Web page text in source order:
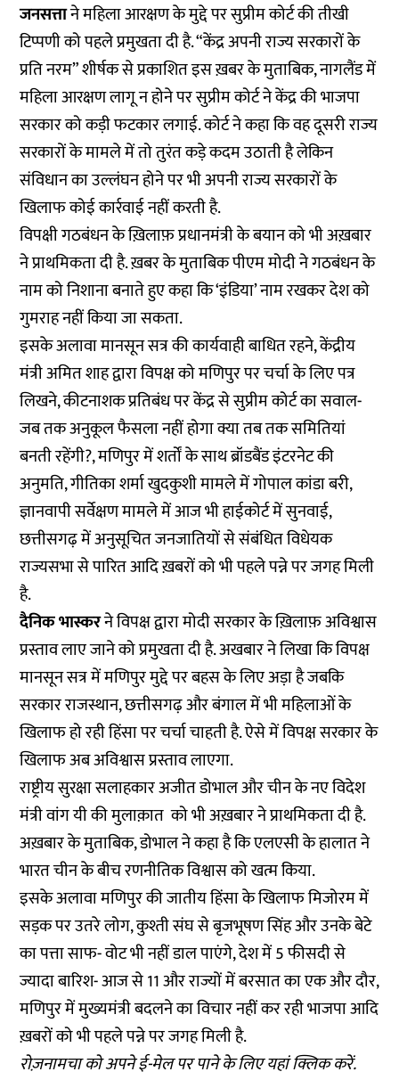
जनसत्ताने महिला आरक्षण के मुद्दे पर सुप्रीम कोर्ट की तीखी
टिप्पणी को पहले प्रमुखता दी है. “केंद्र अपनी राज्य सरकारों के
प्रति नरम” शीर्षक से प्रकाशित इस ख़बर के मुताबिक, नागलैंड में
महिला आरक्षण लागू न होने पर सुप्रीम कोर्ट ने केंद्र की भाजपा
सरकार को कड़ी फटकार लगाई. कोर्ट ने कहा कि वह दूसरी राज्य
सरकारों के मामले में तो तुरंत कड़े कदम उठाती है लेकिन
संविधान का उल्लंघन होने पर भी अपनी राज्य सरकारों के
खिलाफ कोई कार्रवाई नहीं करती है.
विपक्षी गठबंधन के ख़िलाफ़ प्रधानमंत्री के बयान को भी अख़बार
ने प्राथमिकता दी है. ख़बर के मुताबिक पीएम मोदी ने गठबंधन के
नाम को निशाना बनाते हुए कहा कि ‘इंडिया’ नाम रखकर देश को
गुमराह नहीं किया जा सकता.
इसके अलावा मानसून सत्र की कार्यवाही बाधित रहने, केंद्रीय
मंत्री अमित शाह द्वारा विपक्ष को मणिपुर पर चर्चा के लिए पत्र
लिखने, कीटनाशक प्रतिबंध पर केंद्र से सुप्रीम कोर्ट का सवाल-
जब तक अनुकूल फैसला नहीं होगा क्या तब तक समितियां
बनती रहेंगी?, मणिपुर में शर्तों के साथ ब्रॉडबैंड इंटरनेट की
अनुमति, गीतिका शर्मा खुदकुशी मामले में गोपाल कांडा बरी,
ज्ञानवापी सर्वेक्षण मामले में आज भी हाईकोर्ट में सुनवाई,
छत्तीसगढ़ में अनुसूचित जनजातियों से संबंधित विधेयक
राज्यसभा से पारित आदि ख़बरों को भी पहले पन्ने पर जगह मिली
है.
दैनिक भास्करने विपक्ष द्वारा मोदी सरकार के ख़िलाफ़ अविश्वास
प्रस्ताव लाए जाने को प्रमुखता दी है. अखबार ने लिखा कि विपक्ष
मानसून सत्र में मणिपुर मुद्दे पर बहस के लिए अड़ा है जबकि
सरकार राजस्थान, छत्तीसगढ़ और बंगाल में भी महिलाओं के
खिलाफ हो रही हिंसा पर चर्चा चाहती है. ऐसे में विपक्ष सरकार के
खिलाफ अब अविश्वास प्रस्ताव लाएगा.
राष्ट्रीय सुरक्षा सलाहकार अजीत डोभाल और चीन के नए विदेश
मंत्री वांग यी की मुलाक़ात को भी अख़बार ने प्राथमिकता दी है.
अख़बार के मुताबिक, डोभाल ने कहा है कि एलएसी के हालात ने
भारत चीन के बीच रणनीतिक विश्वास को खत्म किया.
इसके अलावा मणिपुर की जातीय हिंसा के खिलाफ मिजोरम में
सड़क पर उतरे लोग, कुश्ती संघ से बृजभूषण सिंह और उनके बेटे
का पत्ता साफ- वोट भी नहीं डाल पाएंगे, देश में 5 फीसदी से
ज्यादा बारिश- आज से 11 और राज्यों में बरसात का एक और दौर,
मणिपुर में मुख्यमंत्री बदलने का विचार नहीं कर रही भाजपा आदि
ख़बरों को भी पहले पन्ने पर जगह मिली है.
रोज़नामचा को अपने ई-मेल पर पाने के लिएयहांक्लिक करें.